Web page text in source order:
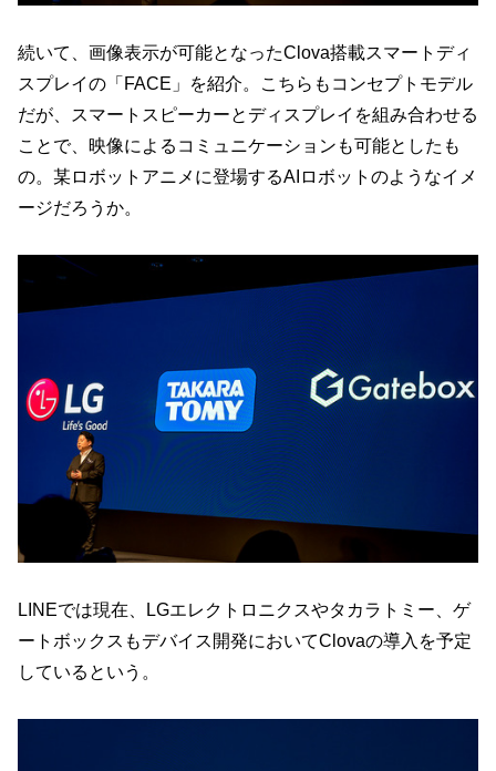
続いて、画像表示が可能となったClova搭載スマートディ
スプレイの「FACE」を紹介。こちらもコンセプトモデル
だが、スマートスピーカーとディスプレイを組み合わせる
ことで、映像によるコミュニケーションも可能としたも
の。某ロボットアニメに登場するAIロボットのようなイメ
ージだろうか。
LINEでは現在、LGエレクトロニクスやタカラトミー、ゲ
ートボックスもデバイス開発においてClovaの導入を予定
しているという。